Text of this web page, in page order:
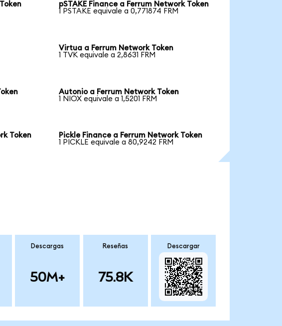
pSTAKE Finance a Ferrum Network Token
1 PSTAKE equivale a 0,771874 FRM
Virtua a Ferrum Network Token
1 TVK equivale a 2,8631 FRM
Autonio a Ferrum Network Token
1 NIOX equivale a 1,5201 FRM
Token
Pickle Finance a Ferrum Network Token
1 PICKLE equivale a 80,9242 FRM
Descargas
50M+
Reseñas
75.8K
Descargar